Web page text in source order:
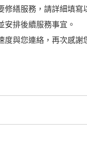
修繕服務，請詳細填
安排後續服務事宜。
度與您連絡，再次感謝